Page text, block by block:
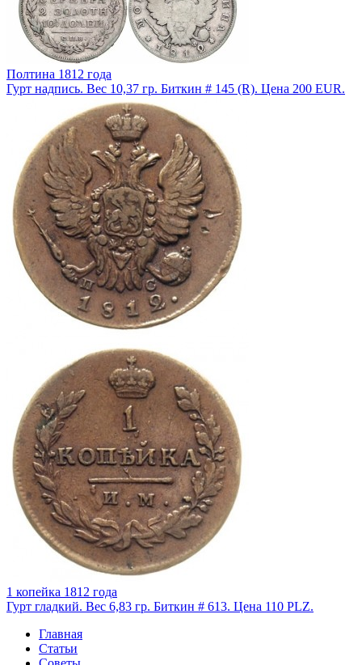
Полтина 1812 года
Гурт надпись. Вес 10,37 гр. Биткин # 145 (R). Цена 200 EUR.
1 копейка 1812 года
Гурт гладкий. Вес 6,83 гр. Биткин # 613. Цена 110 PLZ.
Главная
Статьи